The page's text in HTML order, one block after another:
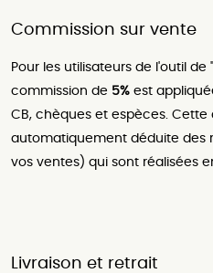
Commission sur vente
Pour les utilisateurs de l'outil de "
commission de 5% est
CB, chèques et espèces. Cette
automatiquement déduite des
vos ventes) qui sont réalisées
Livraison et retrait